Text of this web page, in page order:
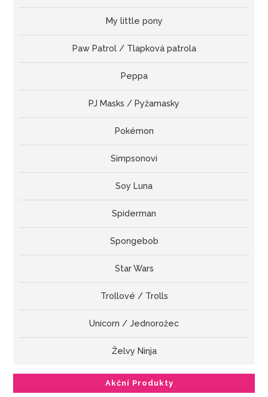
My little pony
Paw Patrol / Tlapková patrola
Peppa
PJ Masks / Pyžamasky
Pokémon
Simpsonovi
Soy Luna
Spiderman
Spongebob
Star Wars
Trollové / Trolls
Unicorn / Jednorožec
Želvy Ninja
Akční Produkty